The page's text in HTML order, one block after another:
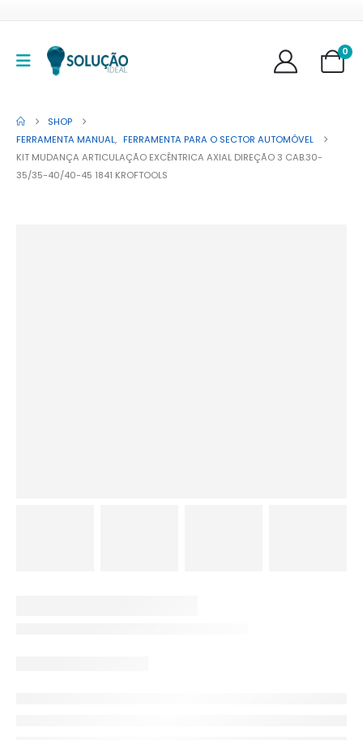
0
SHOP
FERRAMENTA MANUAL, FERRAMENTA PARA O SECTOR AUTOMÓVEL
KIT MUDANÇA ARTICULAÇÃO EXCÊNTRICA AXIAL DIREÇÃO 3 CAB.30-
35/35-40/40-45 1841 KROFTOOLS